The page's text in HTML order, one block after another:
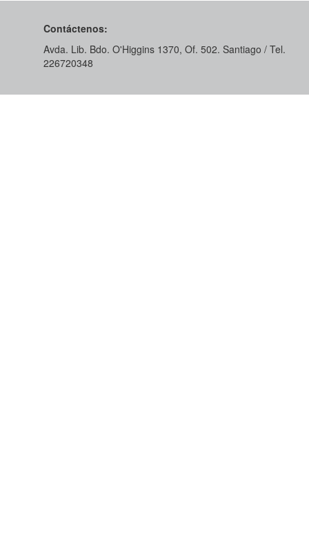
Contáctenos:
Avda. Lib. Bdo. O'Higgins 1370, Of. 502. Santiago / Tel.
226720348